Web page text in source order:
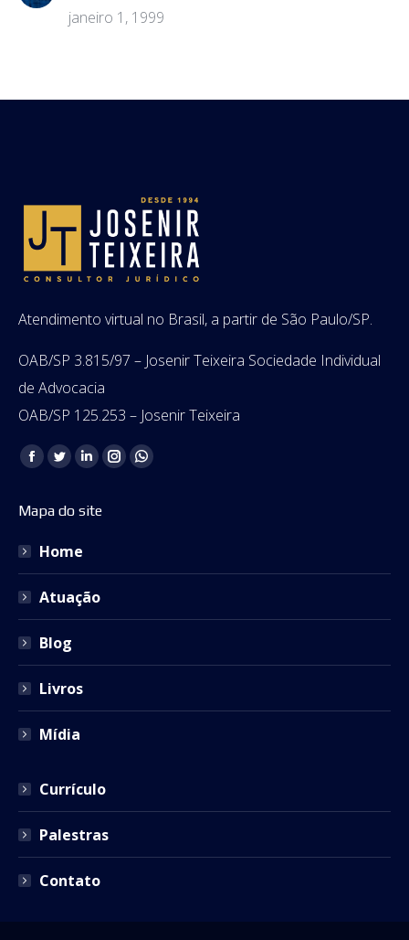
janeiro 1, 1999
Atendimento virtual no Brasil, a partir de São Paulo/SP.
OAB/SP 3.815/97 – Josenir Teixeira Sociedade Individual
de Advocacia
OAB/SP 125.253 – Josenir Teixeira
Encontre-nos em:
Facebook
opens
new
Twitter
opens
new
Linkedin
opens
InstagramWhatsapp
Mapa do site
Home
Atuação
Blog
Livros
Mídia
Currículo
Palestras
Contato